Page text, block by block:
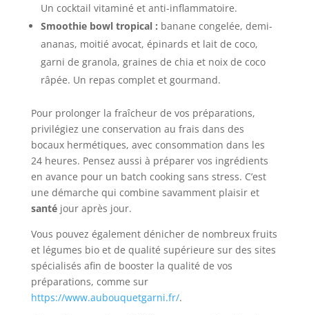
Un cocktail vitaminé et anti-inflammatoire.
Smoothie bowl tropical : banane congelée, demi-
ananas, moitié avocat, épinards et lait de coco,
garni de granola, graines de chia et noix de coco
râpée. Un repas complet et gourmand.
Pour prolonger la fraîcheur de vos préparations,
privilégiez une conservation au frais dans des
bocaux hermétiques, avec consommation dans les
24 heures. Pensez aussi à préparer vos ingrédients
en avance pour un batch cooking sans stress. C’est
une démarche qui combine savamment plaisir et
santéjour après jour.
Vous pouvez également dénicher de nombreux fruits
et légumes bio et de qualité supérieure sur des sites
spécialisés afin de booster la qualité de vos
préparations, comme sur
https://www.aubouquetgarni.fr/.